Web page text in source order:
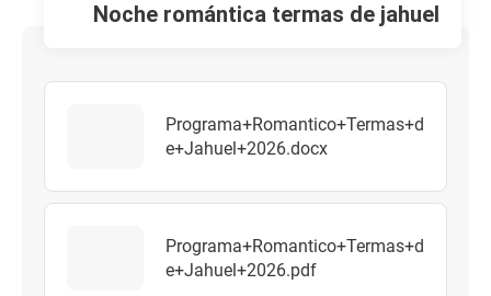
noche romántica termas de jahuel
Programa+Romantico+Termas+d
e+Jahuel+2026.docx
Programa+Romantico+Termas+d
e+Jahuel+2026.pdf